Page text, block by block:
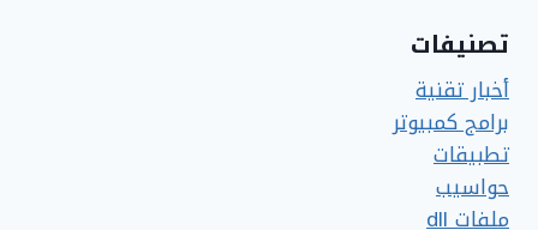
تصنيفات
أخبار تقنية
برامج كمبيوتر
تطبيقات
حواسيب
ملفات dll